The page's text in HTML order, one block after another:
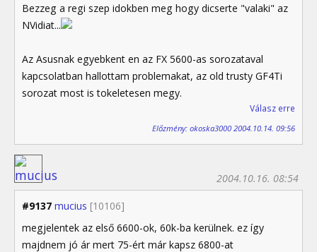
Bezzeg a regi szep idokben meg hogy dicserte "valaki" az
NVidiat...
Az Asusnak egyebkent en az FX 5600-as sorozataval
kapcsolatban hallottam problemakat, az old trusty GF4Ti
sorozat most is tokeletesen megy.
Válasz erre
Előzmény: okoska3000 2004.10.14. 09:56
#9137 mucius [10106]
2004.10.16. 08:54
megjelentek az első 6600-ok, 60k-ba kerülnek. ez így
majdnem jó ár mert 75-ért már kapsz 6800-at